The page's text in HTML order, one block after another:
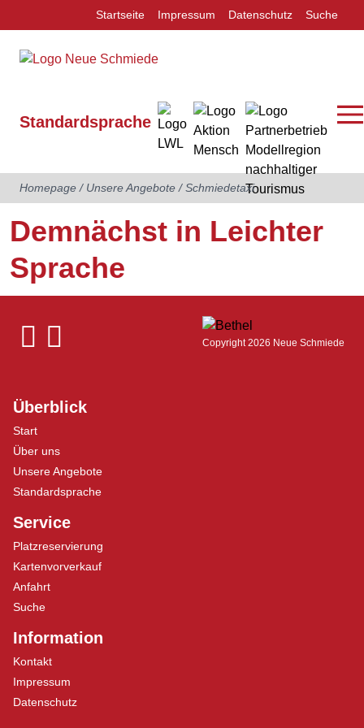
Startseite Impressum Datenschutz Suche
Standardsprache
Homepage / Unsere Angebote /Schmiedetaxi
Demnächst in Leichter
Sprache
Copyright 2026 Neue Schmiede
Überblick
Start
Über uns
Unsere Angebote
Standardsprache
Service
Platzreservierung
Kartenvorverkauf
Anfahrt
Suche
Information
Kontakt
Impressum
Datenschutz